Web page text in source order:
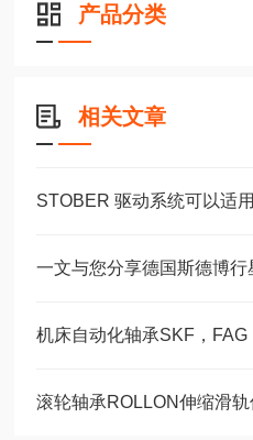
产品分类
相关文章
一文与您分享德国斯德博